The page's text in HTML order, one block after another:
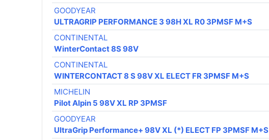
GOODYEAR
ULTRAGRIP PERFORMANCE 3 98H XL R0 3PMSF M+S
CONTINENTAL
WinterContact 8S 98V
CONTINENTAL
WINTERCONTACT 8 S 98V XL ELECT FR 3PMSF M+S
MICHELIN
Pilot Alpin 5 98V XL RP 3PMSF
GOODYEAR
UltraGrip Performance+ 98V XL (*) ELECT FP 3PMSF M+S